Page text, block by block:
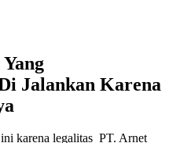
Jalankan Karena
karena legalitas PT. Arnet